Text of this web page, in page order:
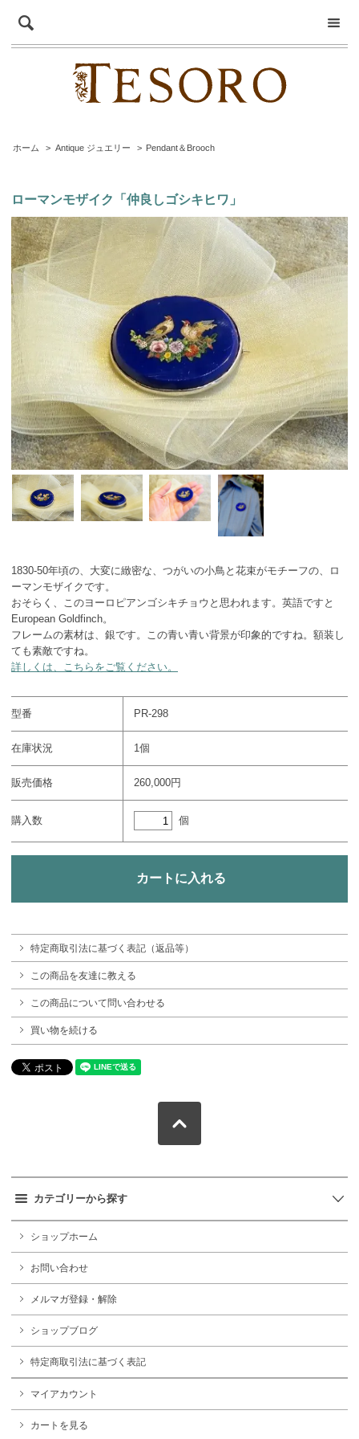
ホーム > Antique ジュエリー > Pendant＆Brooch
ローマンモザイク「仲良しゴシキヒワ」
1830-50年頃の、大変に緻密な、つがいの小鳥と花束がモチーフの、ロ
ーマンモザイクです。
おそらく、このヨーロピアンゴシキチョウと思われます。英語ですと
European Goldfinch。
フレームの素材は、銀です。この青い青い背景が印象的ですね。額装し
ても素敵ですね。
詳しくは、こちらをご覧ください。
型番 PR-298
在庫状況 1個
販売価格 260,000円
購入数 個
特定商取引法に基づく表記（返品等）
この商品を友達に教える
この商品について問い合わせる
買い物を続ける
カテゴリーから探す
ショップホーム
お問い合わせ
メルマガ登録・解除
ショップブログ
特定商取引法に基づく表記
マイアカウント
カートを見る